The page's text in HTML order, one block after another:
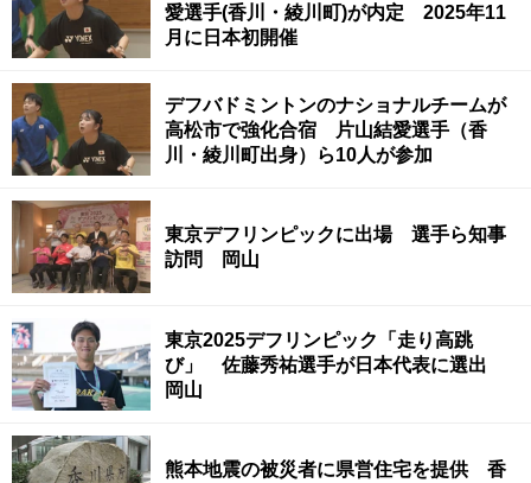
愛選手(香川・綾川町)が内定 2025年11
月に日本初開催
デフバドミントンのナショナルチームが
高松市で強化合宿 片山結愛選手（香
川・綾川町出身）ら10人が参加
東京デフリンピックに出場 選手ら知事
訪問 岡山
東京2025デフリンピック「走り高跳
び」 佐藤秀祐選手が日本代表に選出
岡山
熊本地震の被災者に県営住宅を提供 香